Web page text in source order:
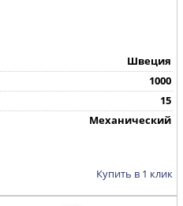
Швеция
1000
15
Механический
Купить в 1 клик